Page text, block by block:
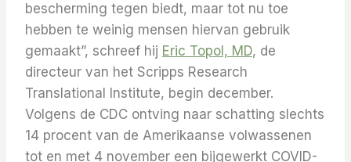
bescherming tegen biedt, maar tot nu toe
hebben te weinig mensen hiervan gebruik
gemaakt”, schreef hij Eric Topol, MD, de
directeur van het Scripps Research
Translational Institute, begin december.
Volgens de CDC ontving naar schatting slechts
14 procent van de Amerikaanse volwassenen
tot en met 4 november een bijgewerkt COVID-